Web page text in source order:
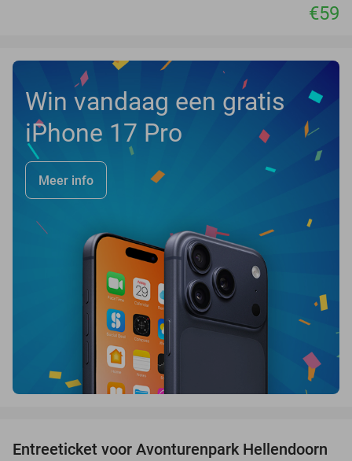
€59
Win vandaag een gratis
iPhone 17 Pro
Meer info
41%
Entreeticket voor Avonturenpark Hellendoorn